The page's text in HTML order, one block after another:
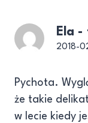
Ela -
2018-
Pychota.
że takie
w lecie kiedy